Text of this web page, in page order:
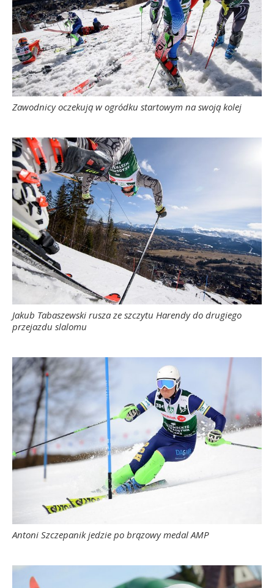
Zawodnicy oczekują w ogródku startowym na swoją kolej
Jakub Tabaszewski rusza ze szczytu Harendy do drugiego
przejazdu slalomu
Antoni Szczepanik jedzie po brązowy medal AMP